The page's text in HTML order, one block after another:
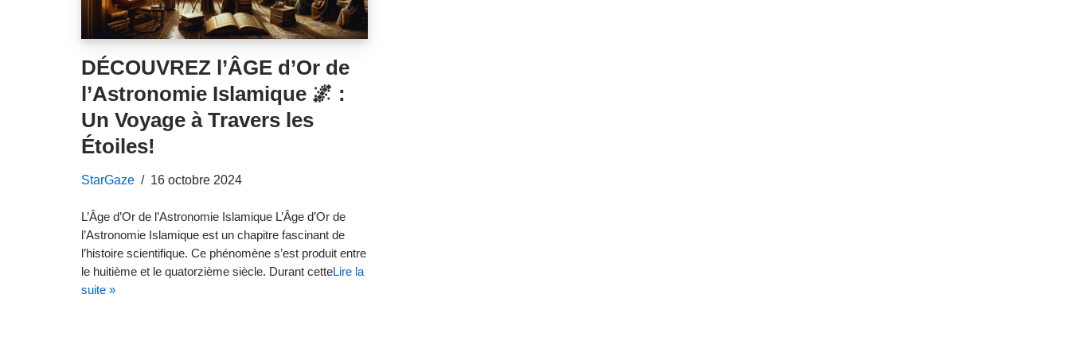
DÉCOUVREZ l’ÂGE d’Or de
l’Astronomie Islamique 🌌 :
Un Voyage à Travers les
Étoiles!
StarGaze 16 octobre 2024
L’Âge d’Or de l’Astronomie Islamique L’Âge d’Or de
l’Astronomie Islamique est un chapitre fascinant de
l’histoire scientifique. Ce phénomène s’est produit entre
le huitième et le quatorzième siècle. Durant cetteLire la
suite »